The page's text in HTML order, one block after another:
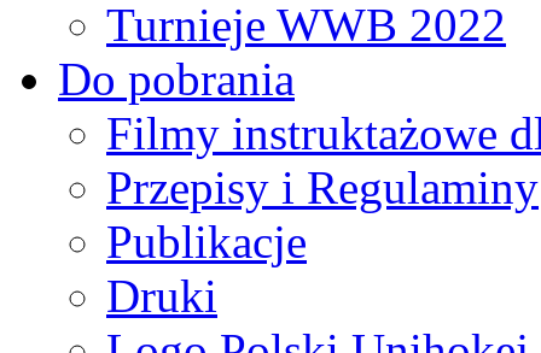
Turnieje WWB 2022
Do pobrania
Filmy instruktażowe
Przepisy i Regulaminy
Publikacje
Druki